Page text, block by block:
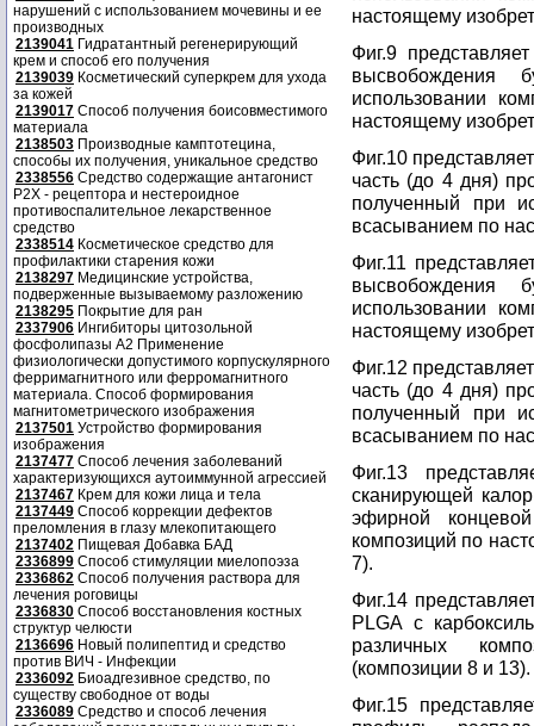
нарушений с использованием мочевины и ее
производных
2139041 Гидратантный регенерирующий
крем и способ его получения
2139039 Косметический суперкрем для ухода
за кожей
2139017 Способ получения боисовместимого
материала
2138503 Производные камптотецина,
способы их получения, уникальное средство
2338556 Средство содержащие антагонист
Р2Х - рецептора и нестероидное
противоспалительное лекарственное
средство
2338514 Косметическое средство для
профилактики старения кожи
2138297 Медицинские устройства,
подверженные вызываемому разложению
2138295 Покрытие для ран
2337906 Ингибиторы цитозольной
фосфолипазы А2 Применение
физиологически допустимого корпускулярного
ферримагнитного или ферромагнитного
материала. Способ формирования
магнитометрического изображения
2137501 Устройство формирования
изображения
2137477 Способ лечения заболеваний
характеризующихся аутоиммунной агрессией
2137467 Крем для кожи лица и тела
2137449 Способ коррекции дефектов
преломления в глазу млекопитающего
2137402 Пищевая Добавка БАД
2336899 Способ стимуляции миелопоэза
2336862 Способ получения раствора для
лечения роговицы
2336830 Способ восстановления костных
структур челюсти
2136696 Новый полипептид и средство
против ВИЧ - Инфекции
2336092 Биоадгезивное средство, по
существу свободное от воды
2336089 Средство и способ лечения
настоящему
Фиг.9
высвобождения
использовании
настоящему
Фиг.10
часть (до 4 дня)
полученный при
всасыванием по
Фиг.11
высвобождения
использовании
настоящему
Фиг.12
часть (до 4 дня)
полученный при
всасыванием по
Фиг.13
сканирующей
эфирной
композиций по
7).
Фиг.14
PLGA с
различных
(композиции 8 и 13).
Фиг.15